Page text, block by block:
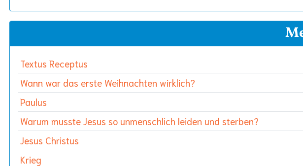
Textus Receptus
Wann war das erste Weihnachten wirklich?
Paulus
Warum musste Jesus so unmenschlich leiden und sterben?
Jesus Christus
Krieg